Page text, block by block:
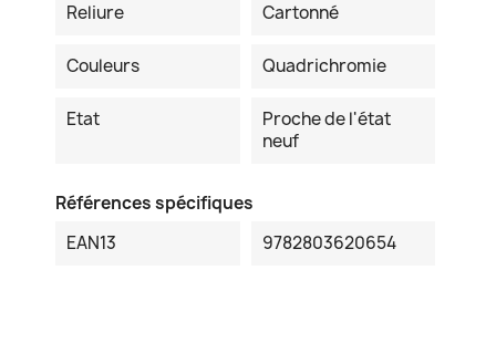
Reliure Cartonné
Couleurs Quadrichromie
Etat
Proche de l'état
neuf
Références spécifiques
EAN13
9782803620654